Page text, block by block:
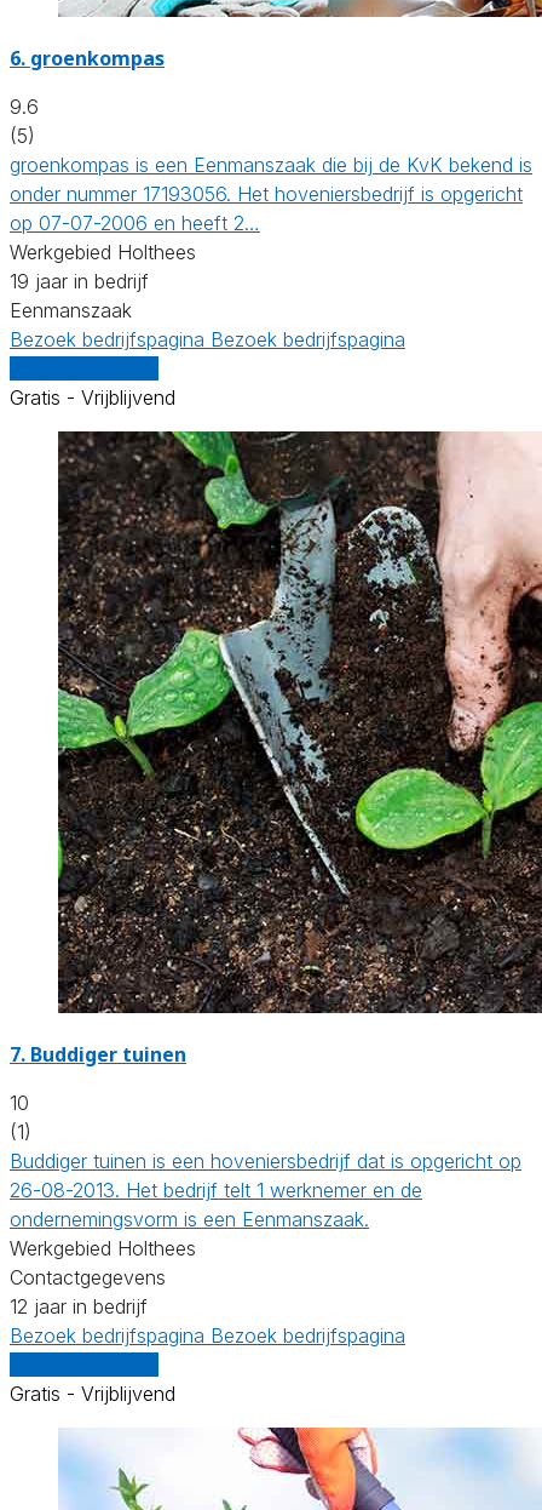
6. groenkompas
9.6
(5)
groenkompas is een Eenmanszaak die bij de KvK bekend is
onder nummer 17193056. Het hoveniersbedrijf is opgericht
op 07-07-2006 en heeft 2…
Werkgebied Holthees
19 jaar in bedrijf
Eenmanszaak
Bezoek bedrijfspagina Bezoek bedrijfspagina
Gratis - Vrijblijvend
7. Buddiger tuinen
10
(1)
Buddiger tuinen is een hoveniersbedrijf dat is opgericht op
26-08-2013. Het bedrijf telt 1 werknemer en de
ondernemingsvorm is een Eenmanszaak.
Werkgebied Holthees
Contactgegevens
12 jaar in bedrijf
Bezoek bedrijfspagina Bezoek bedrijfspagina
Gratis - Vrijblijvend